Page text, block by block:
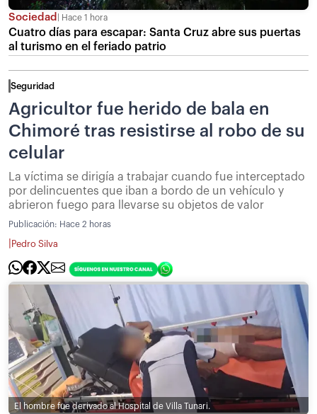
Sociedad Hace 1 hora
Cuatro días para escapar: Santa Cruz abre sus puertas
al turismo en el feriado patrio
Seguridad
Agricultor fue herido de bala en
Chimoré tras resistirse al robo de su
celular
La víctima se dirigía a trabajar cuando fue interceptado
por delincuentes que iban a bordo de un vehículo y
abrieron fuego para llevarse su objetos de valor
Publicación: Hace 2 horas
Pedro Silva
El hombre fue derivado al Hospital de Villa Tunari.